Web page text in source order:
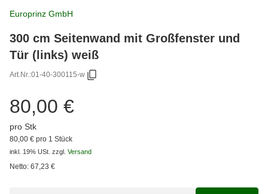
Europrinz GmbH
300 cm Seitenwand mit Großfenster und
Tür (links) weiß
Art.Nr.:01-40-300115-w
80,00 €
pro Stk
80,00 € pro 1 Stück
inkl. 19% USt. zzgl. Versand
Netto: 67,23 €